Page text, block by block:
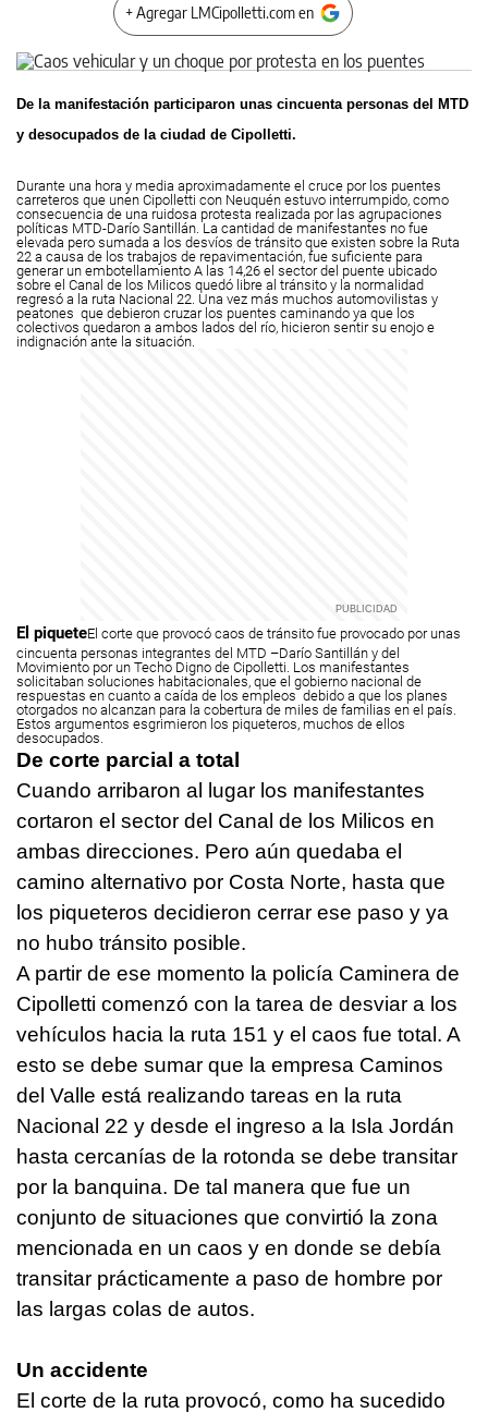
+ Agregar LMCipolletti.com en
De la manifestación participaron unas cincuenta personas del MTD
y desocupados de la ciudad de Cipolletti.
Durante una hora y media aproximadamente el cruce por los puentes
carreteros que unen Cipolletti con Neuquén estuvo interrumpido, como
consecuencia de una ruidosa protesta realizada por las agrupaciones
políticas MTD-Darío Santillán. La cantidad de manifestantes no fue
elevada pero sumada a los desvíos de tránsito que existen sobre la Ruta
22 a causa de los trabajos de repavimentación, fue suficiente para
generar un embotellamiento A las 14,26 el sector del puente ubicado
sobre el Canal de los Milicos quedó libre al tránsito y la normalidad
regresó a la ruta Nacional 22. Una vez más muchos automovilistas y
peatones que debieron cruzar los puentes caminando ya que los
colectivos quedaron a ambos lados del río, hicieron sentir su enojo e
indignación ante la situación.
El piqueteEl corte que provocó caos de tránsito fue provocado por unas
cincuenta personas integrantes del MTD –Darío Santillán y del
Movimiento por un Techo Digno de Cipolletti. Los manifestantes
solicitaban soluciones habitacionales, que el gobierno nacional de
respuestas en cuanto a caída de los empleos debido a que los planes
otorgados no alcanzan para la cobertura de miles de familias en el país.
Estos argumentos esgrimieron los piqueteros, muchos de ellos
desocupados.
De corte parcial a total
Cuando arribaron al lugar los manifestantes
cortaron el sector del Canal de los Milicos en
ambas direcciones. Pero aún quedaba el
camino alternativo por Costa Norte, hasta que
los piqueteros decidieron cerrar ese paso y ya
no hubo tránsito posible.
A partir de ese momento la policía Caminera de
Cipolletti comenzó con la tarea de desviar a los
vehículos hacia la ruta 151 y el caos fue total. A
esto se debe sumar que la empresa Caminos
del Valle está realizando tareas en la ruta
Nacional 22 y desde el ingreso a la Isla Jordán
hasta cercanías de la rotonda se debe transitar
por la banquina. De tal manera que fue un
conjunto de situaciones que convirtió la zona
mencionada en un caos y en donde se debía
transitar prácticamente a paso de hombre por
las largas colas de autos.
Un accidente
El corte de la ruta provocó, como ha sucedido